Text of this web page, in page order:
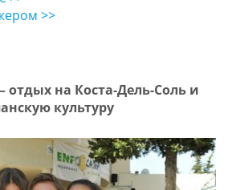
>>
отдых на Коста-Дель-Соль и
культуру